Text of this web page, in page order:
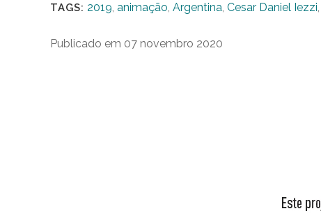
TAGS: 2019, animação, Argentina, Cesar Daniel Iezzi,
Publicado em 07 novembro 2020